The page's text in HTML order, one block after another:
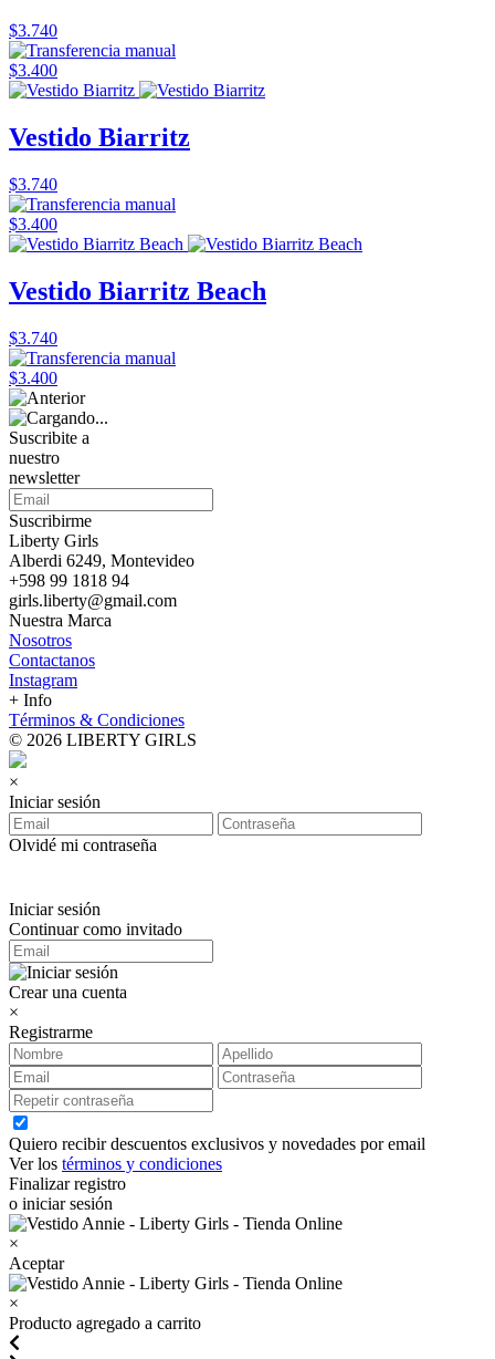
$3.740
$3.400
Vestido Biarritz
$3.740
$3.400
Vestido Biarritz Beach
$3.740
$3.400
Suscribite a
nuestro
newsletter
Suscribirme
Liberty Girls
Alberdi 6249, Montevideo
+598 99 1818 94
girls.liberty@gmail.com
Nuestra Marca
Nosotros
Contactanos
Instagram
+ Info
Términos & Condiciones
© 2026 LIBERTY GIRLS
×
Iniciar sesión
Olvidé mi contraseña
Iniciar sesión
Continuar como invitado
Crear una cuenta
×
Registrarme
Quiero recibir descuentos exclusivos y novedades por email
Ver los términos y condiciones
Finalizar registro
o iniciar sesión
×
Aceptar
×
Producto agregado a carrito